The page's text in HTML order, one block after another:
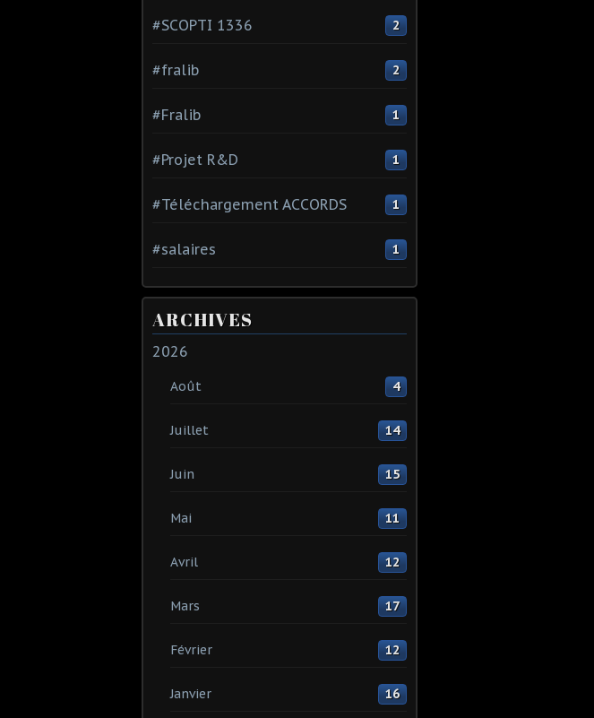
#SCOPTI 1336 2
#fralib 2
#Fralib 1
#Projet R&D 1
#Téléchargement ACCORDS 1
#salaires 1
ARCHIVES
2026
Août 4
Juillet 14
Juin 15
Mai 11
Avril 12
Mars 17
Février 12
Janvier 16